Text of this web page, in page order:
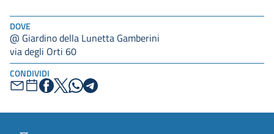
DOVE
@ Giardino della Lunetta Gamberini
via degli Orti 60
CONDIVIDI